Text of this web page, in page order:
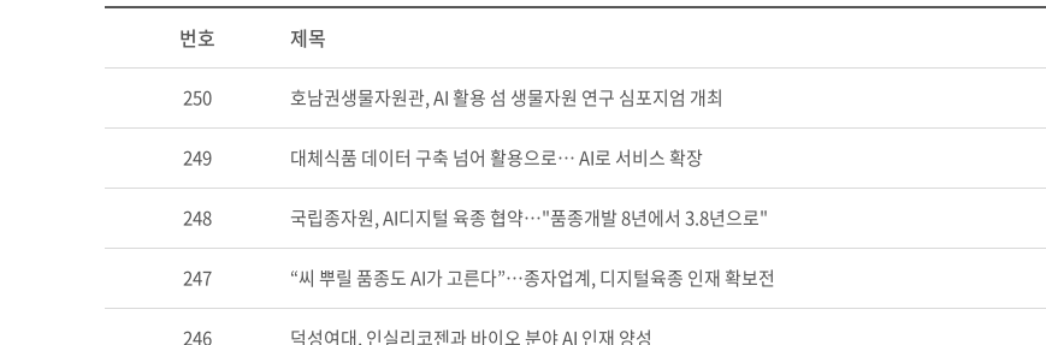
번호 제목
250 호남권생물자원관, AI 활용 섬 생물자원 연구 심포지엄 개최
249 대체식품 데이터 구축 넘어 활용으로… AI로 서비스 확장
248 국립종자원, AI디지털 육종 협약…"품종개발 8년에서 3.8년으로"
247 “씨 뿌릴 품종도 AI가 고른다”…종자업계, 디지털육종 인재 확보전
246 덕성여대, 인실리코젠과 바이오 분야 AI 인재 양성